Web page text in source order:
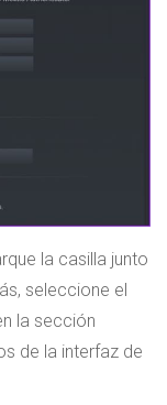
la casilla junto
seleccione el
la sección
de la interfaz de